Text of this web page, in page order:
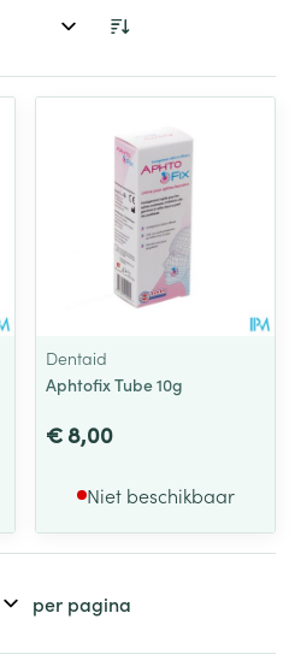
Dentaid
Aphtofix Tube 10g
€ 8,00
Niet beschikbaar
per pagina